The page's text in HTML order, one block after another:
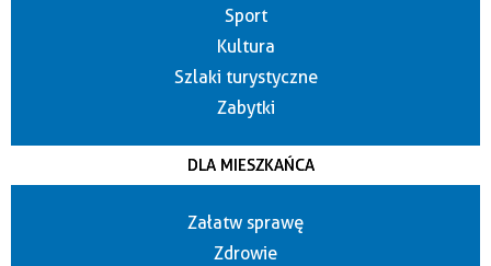
Sport
Kultura
Szlaki turystyczne
Zabytki
DLA MIESZKAŃCA
Załatw sprawę
Zdrowie